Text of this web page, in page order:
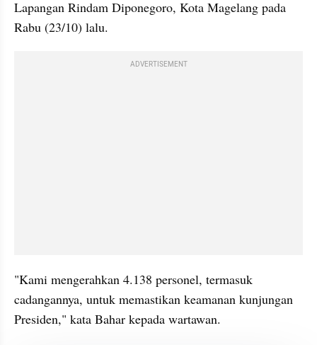
Lapangan Rindam Diponegoro, Kota Magelang pada
Rabu (23/10) lalu.
ADVERTISEMENT
"Kami mengerahkan 4.138 personel, termasuk
cadangannya, untuk memastikan keamanan kunjungan
Presiden," kata Bahar kepada wartawan.